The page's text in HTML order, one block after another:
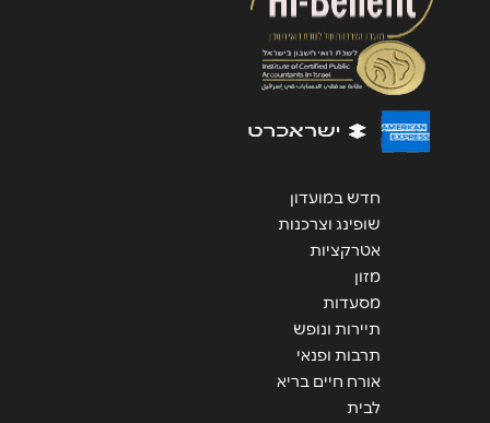
שליחה
חדש במועדון
שופינג וצרכנות
אטרקציות
מזון
מסעדות
תיירות ונופש
תרבות ופנאי
אורח חיים בריא
לבית